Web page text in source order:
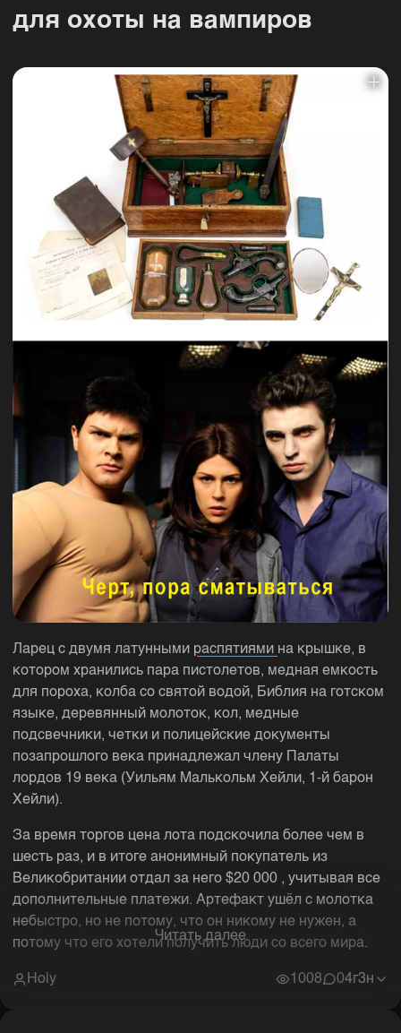
для охоты на вампиров
Ларец с двумя латунными распятиями на крышке, в
котором хранились пара пистолетов, медная емкость
для пороха, колба со святой водой, Библия на готском
языке, деревянный молоток, кол, медные
подсвечники, четки и полицейские документы
позапрошлого века принадлежал члену Палаты
лордов 19 века (Уильям Малькольм Хейли, 1-й барон
Хейли).
За время торгов цена лота подскочила более чем в
шесть раз, и в итоге анонимный покупатель из
Великобритании отдал за него $20 000 , учитывая все
дополнительные платежи. Артефакт ушёл с молотка
небыстро, но не потому, что он никому не нужен, а
потому что его хотели получить люди со всего мира.
Читать далее
Holy 1008 04г3н